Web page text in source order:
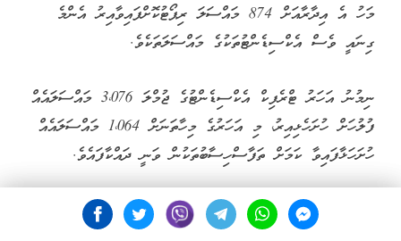
މަހު އެ އިދާރާއަށް 874 މައްސަލަ ރިޕޯޓުކޮށްފައިވާއިރު އެންމެ
ގިނައީ ވެސް އެކްސިޑެންޓުތަކުގެ މައްސަލަތަކެވެ.
ނިމުނު އަހަރު ޓްރެފިކް އެކްސިޑެންޓުގެ ޖުމްލަ 3،076 މައްސަލައެއް
ފުލުހަށް ހުށަހެޅިއިރު، މި އަހަރުގެ މިހާތަނަށް 1،064 މައްސަލައެއް
ހުށަހަޅާފައިވާ ކަމަށް ތަފާސްހިސާބުތަކުން ވަނީ ދައްކާފައެވެ.